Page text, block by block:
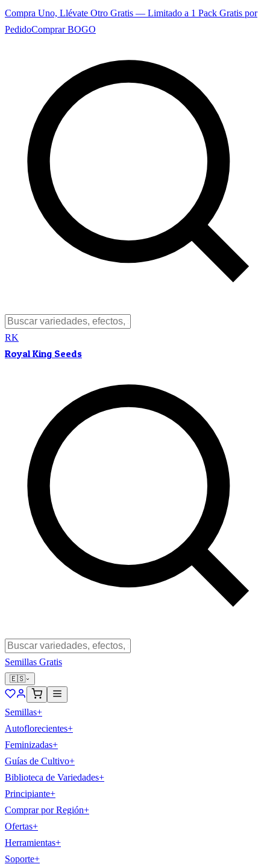
Compra Uno, Llévate Otro Gratis — Limitado a 1 Pack Gratis por
PedidoComprar BOGO
RK
Royal King Seeds
Semillas Gratis
🇪🇸
Semillas+
Autoflorecientes+
Feminizadas+
Guías de Cultivo+
Biblioteca de Variedades+
Principiante+
Comprar por Región+
Ofertas+
Herramientas+
Soporte+